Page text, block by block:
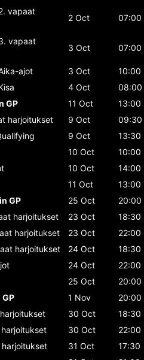
vapaat
2 Oct 07:00
vapaat
3 Oct 07:00
ajot 3 Oct
10:00
4 Oct
08:00
GP
11 Oct
13:00
harjoitukset 9 Oct
09:30
9 Oct
13:30
10 Oct
10:00
10 Oct
14:00
11 Oct
13:00
GP
25 Oct
20:00
harjoitukset 23 Oct
18:30
harjoitukset 23 Oct
22:00
harjoitukset 24 Oct
18:30
24 Oct
22:00
25 Oct
20:00
1 Nov
20:00
30 Oct
18:30
30 Oct
22:00
31 Oct
17:30